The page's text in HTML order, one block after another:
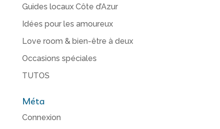
Guides locaux Côte d’Azur
Idées pour les amoureux
Love room & bien-être à deux
Occasions spéciales
TUTOS
Méta
Connexion